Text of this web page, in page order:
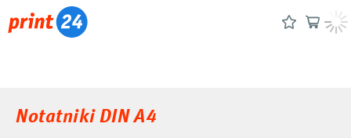
Notatniki DIN A4